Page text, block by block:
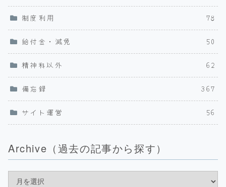
制度利用 78
給付金・減免 50
精神科以外 62
備忘録 367
サイト運営 56
Archive（過去の記事から探す）